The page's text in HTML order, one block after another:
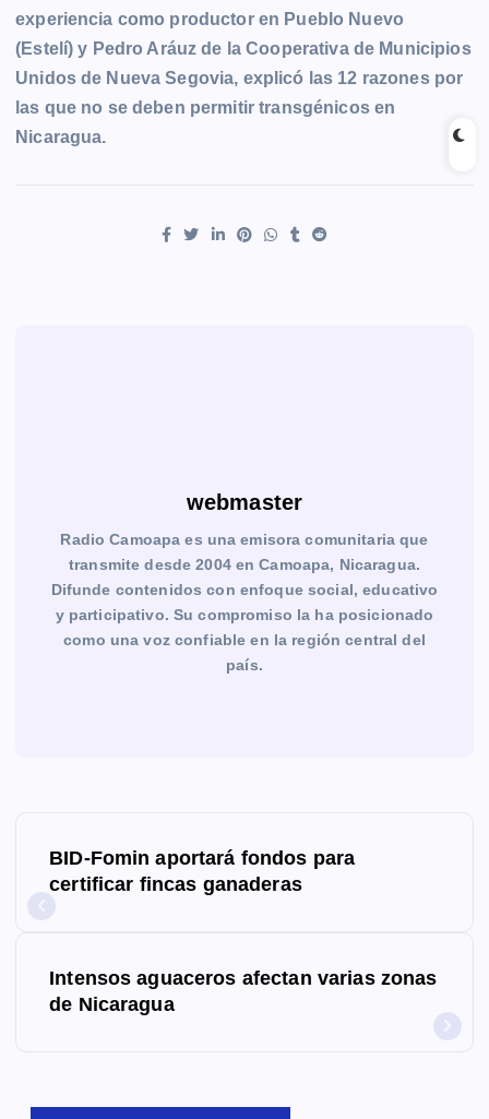
experiencia como productor en Pueblo Nuevo
(Estelí) y Pedro Aráuz de la Cooperativa de Municipios
Unidos de Nueva Segovia, explicó las 12 razones por
las que no se deben permitir transgénicos en
Nicaragua.
webmaster
Radio Camoapa es una emisora comunitaria que
transmite desde 2004 en Camoapa, Nicaragua.
Difunde contenidos con enfoque social, educativo
y participativo. Su compromiso la ha posicionado
como una voz confiable en la región central del
país.
BID-Fomin aportará fondos para
certificar fincas ganaderas
Intensos aguaceros afectan varias zonas
de Nicaragua